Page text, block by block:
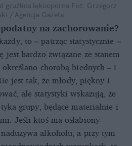
gruźlica lekooporna Fot. Grzegorz
/ Agencja Gazeta
na zachorowanie?
to – patrząc statystycznie –
jest bardzo związane ze stanem
chorobą biednych – i
jest tak, że młody, piękny i
ale statystyki wskazują, że
grupy, będące materialnie i
Jeśli ktoś ma osłabiony
alkoholu, a przy tym